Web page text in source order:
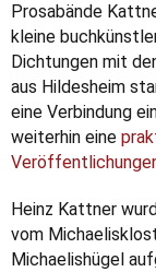
Prosabände
kleine
Dichtungen mit
aus Hildesheim
eine Verbindung
weiterhin eine
Heinz Kattner
vom
Michaelishügel